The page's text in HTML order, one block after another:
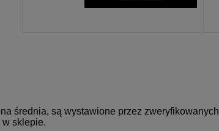
średnia, są wystawione przez zweryfikowanych
w sklepie.